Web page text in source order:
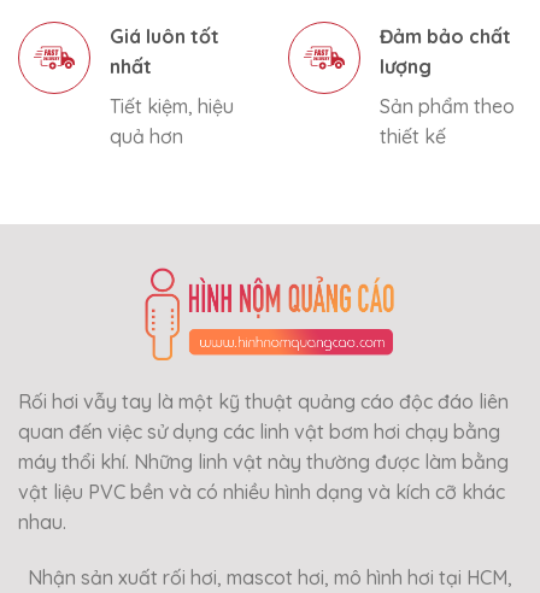
Giá luôn tốt
nhất
Tiết kiệm, hiệu
quả hơn
Đảm bảo chất
lượng
Sản phẩm theo
thiết kế
Rối hơi vẫy tay là một kỹ thuật quảng cáo độc đáo liên
quan đến việc sử dụng các linh vật bơm hơi chạy bằng
máy thổi khí. Những linh vật này thường được làm bằng
vật liệu PVC bền và có nhiều hình dạng và kích cỡ khác
nhau.
Nhận sản xuất rối hơi, mascot hơi, mô hình hơi tại HCM,